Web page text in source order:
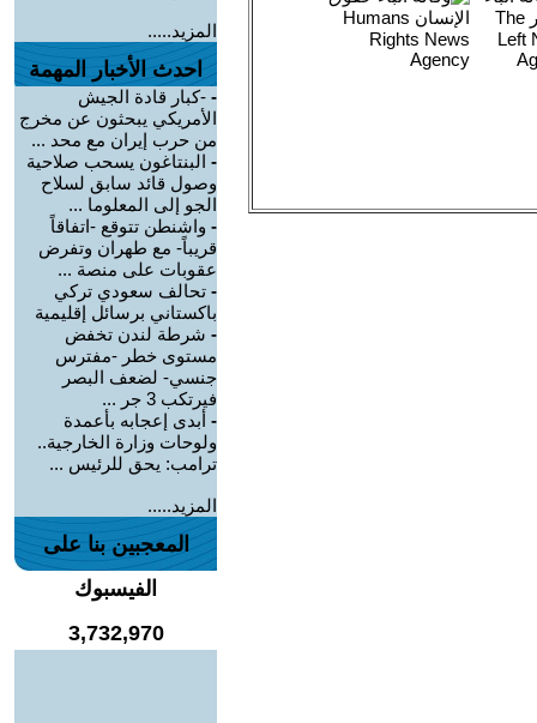
المزيد.....
احدث الأخبار المهمة
- -كبار قادة الجيش
الأمريكي يبحثون عن مخرج
من حرب إيران مع محد ...
- البنتاغون يسحب صلاحية
وصول قائد سابق لسلاح
الجو إلى المعلوما ...
- واشنطن تتوقع -اتفاقاً
قريباً- مع طهران وتفرض
عقوبات على منصة ...
- تحالف سعودي تركي
باكستاني برسائل إقليمية
- شرطة لندن تخفض
مستوى خطر -مفترس
جنسي- لضعف البصر
فيرتكب 3 جر ...
- أبدى إعجابه بأعمدة
ولوحات وزارة الخارجية..
ترامب: يحق للرئيس ...
المزيد.....
المعجبين بنا على
الفيسبوك
3,732,970